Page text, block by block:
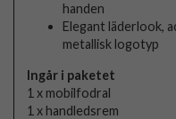
handen
Elegant läderlook,
metallisk logotyp
Ingår i paketet
1 x mobilfodral
1 x handledsrem